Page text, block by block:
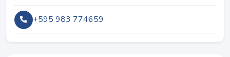
+595 983 774659